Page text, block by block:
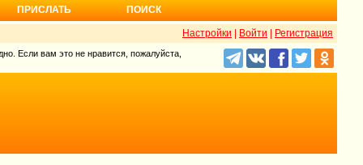
ПРИСЛАТЬ ПОИСК
Настройки Войти Регистрация
Если вам это не нравится, пожалуйста,